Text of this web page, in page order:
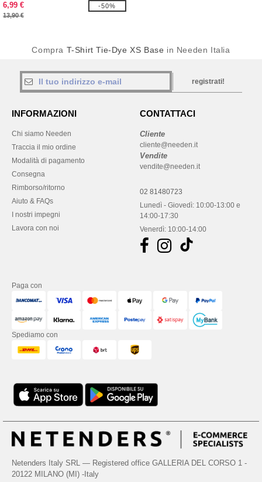
6,99 €
13,90 €
-50%
Compra T-Shirt Tie-Dye XS Base in Needen Italia
registrati!
INFORMAZIONI
Chi siamo Needen
Traccia il mio ordine
Modalità di pagamento
Consegna
Rimborso/ritorno
Aiuto & FAQs
I nostri impegni
Lavora con noi
CONTATTACI
Cliente
cliente@needen.it
Vendite
vendite@needen.it
02 81480723
Lunedì - Giovedì: 10:00-13:00 e
14:00-17:30
Venerdì: 10:00-14:00
Paga con
Spediamo con
Netenders Italy SRL — Registered office GALLERIA DEL CORSO 1 -
20122 MILANO (MI) -Italy